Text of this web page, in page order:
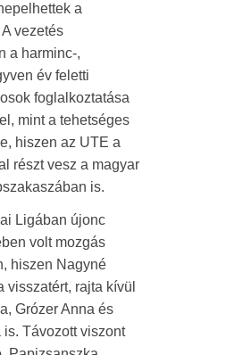
a
vezetés
a harminc-,
év feletti
foglalkoztatása
mint a tehetséges
hiszen az UTE a
részt vesz a magyar
is.
Ligában újonc
volt mozgás
hiszen Nagyné
visszatért, rajta kívül
Grózer Anna és
is. Távozott viszont